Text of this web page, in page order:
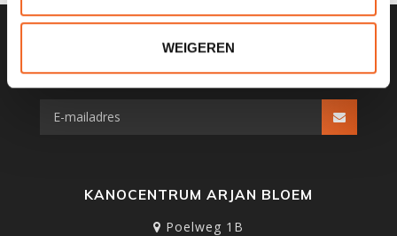
WEIGEREN
NIEUWSBRIEF
KANOCENTRUM ARJAN BLOEM
Poelweg 1B